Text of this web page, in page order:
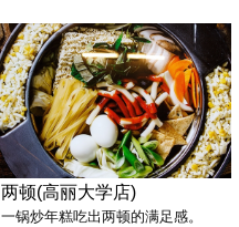
两顿(高丽大学店)
一锅炒年糕吃出两顿的满足感。